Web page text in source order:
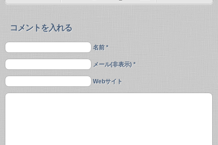
コメントを入れる
名前 *
メール(非表示) *
Webサイト